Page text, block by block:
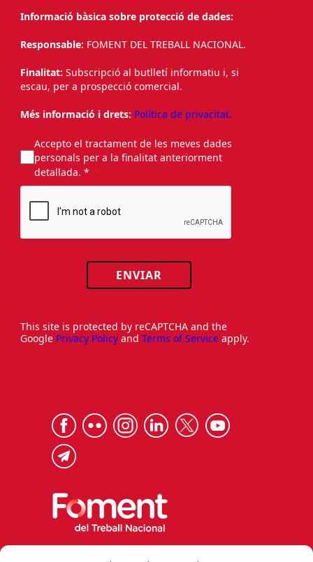
Informació bàsica sobre protecció de dades:
Responsable: FOMENT DEL TREBALL NACIONAL.
Finalitat: Subscripció al butlletí informatiu i, si
escau, per a prospecció comercial.
Més informació i drets: Política de privacitat.
Accepto el tractament de les meves dades
personals per a la finalitat anteriorment
detallada. *
ENVIAR
This site is protected by reCAPTCHA and the
Google Privacy Policy and Terms of Service apply.